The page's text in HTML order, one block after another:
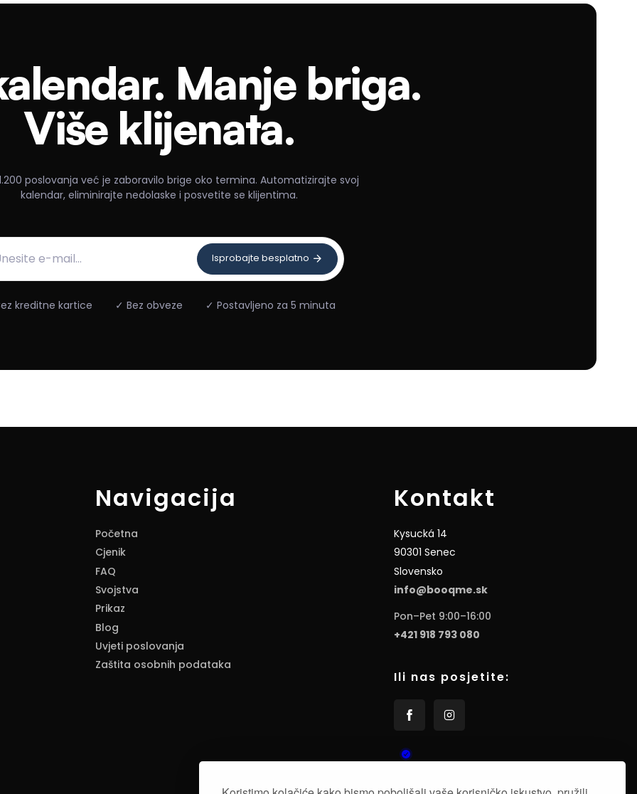
Manje briga.
Više klijenata.
poslovanja već je zaboravilo brige oko termina. Automatizirajte svoj
kalendar, eliminirajte nedolaske i posvetite se klijentima.
Isprobajte besplatno
kreditne kartice ✓ Bez obveze ✓ Postavljeno za 5 minuta
Navigacija
Početna
Cjenik
FAQ
Svojstva
Prikaz
Blog
Uvjeti poslovanja
Zaštita osobnih podataka
Kontakt
Kysucká 14
90301 Senec
Slovensko
info@booqme.sk
Pon–Pet 9:00–16:00
+421 918 793 080
Ili nas posjetite: